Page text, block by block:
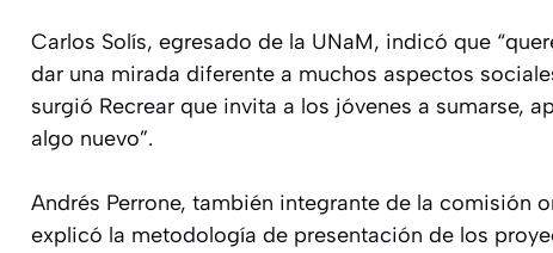
Carlos Solís, egresado de la UNaM, indicó que
dar una mirada diferente a muchos aspectos
surgió Recrear que invita a los jóvenes a sumarse,
algo nuevo”.
Andrés Perrone, también integrante de la comisión
explicó la metodología de presentación de los